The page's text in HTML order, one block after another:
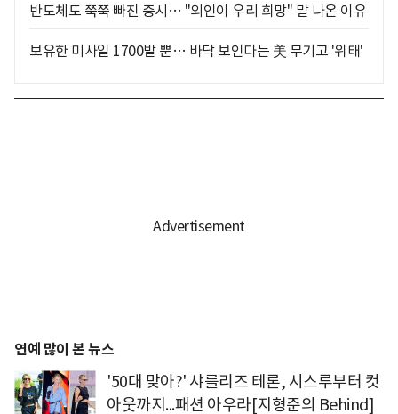
반도체도 쭉쭉 빠진 증시… "외인이 우리 희망" 말 나온 이유
보유한 미사일 1700발 뿐… 바닥 보인다는 美 무기고 '위태'
연예 많이 본 뉴스
'50대 맞아?' 샤를리즈 테론, 시스루부터 컷
아웃까지...패션 아우라[지형준의 Behind]